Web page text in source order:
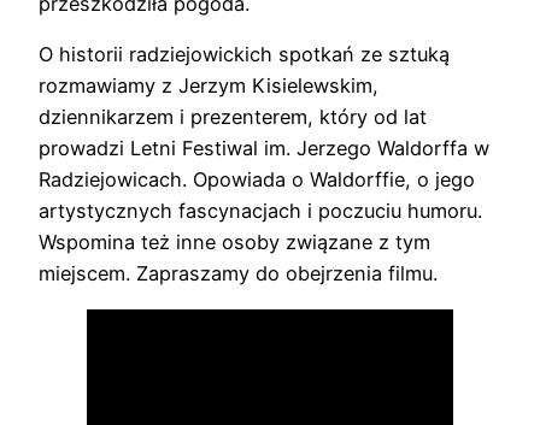
O historii radziejowickich spotkań ze sztuką
rozmawiamy z Jerzym Kisielewskim,
dziennikarzem i prezenterem, który od lat
prowadzi Letni Festiwal im. Jerzego Waldorffa w
Radziejowicach. Opowiada o Waldorffie, o jego
artystycznych fascynacjach i poczuciu humoru.
Wspomina też inne osoby związane z tym
miejscem. Zapraszamy do obejrzenia filmu.